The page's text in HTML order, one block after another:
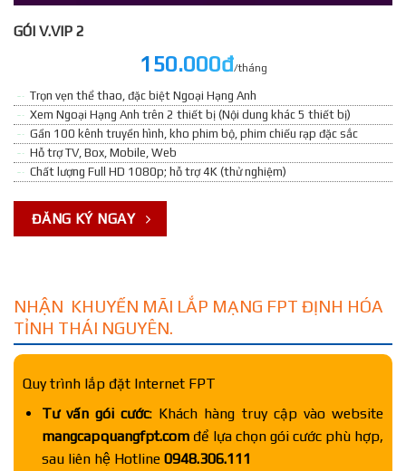
GÓI V.VIP 2
150.000đ/tháng
Trọn vẹn thể thao, đặc biệt Ngoại Hạng Anh
Xem Ngoại Hạng Anh trên 2 thiết bị (Nội dung khác 5 thiết bị)
Gần 100 kênh truyền hình, kho phim bộ, phim chiếu rạp đặc sắc
Hỗ trợ TV, Box, Mobile, Web
Chất lượng Full HD 1080p; hỗ trợ 4K (thử nghiệm)
ĐĂNG KÝ NGAY
NHẬN KHUYẾN MÃI LẮP MẠNG FPT ĐỊNH HÓA
TỈNH THÁI NGUYÊN.
Quy trình lắp đặt Internet FPT
Tư vấn gói cước: Khách hàng truy cập vào website
mangcapquangfpt.comđể lựa chọn gói cước phù hợp,
sau liên hệ Hotline 0948.306.111